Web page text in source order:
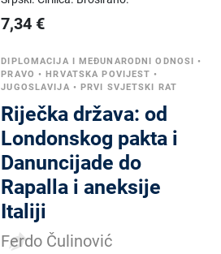
7,34 €
DIPLOMACIJA I MEĐUNARODNI ODNOSI •
PRAVO •HRVATSKA POVIJEST •
JUGOSLAVIJA •PRVI SVJETSKI RAT
Riječka država: od
Londonskog pakta i
Danuncijade do
Rapalla i aneksije
Italiji
Ferdo Čulinović